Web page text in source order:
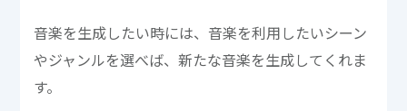
音楽を生成したい時には、音楽を利用したいシーン
やジャンルを選べば、新たな音楽を生成してくれま
す。